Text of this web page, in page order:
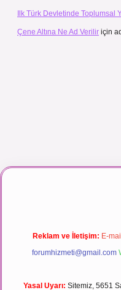
Ilk Türk Devletinde Toplumsal
Çene Altına Ne Ad Verilir için
maç izle
Reklam ve İletişim: E-
forumhizmeti@gmail.com
Yasal Uyarı: Sitemiz, 5651